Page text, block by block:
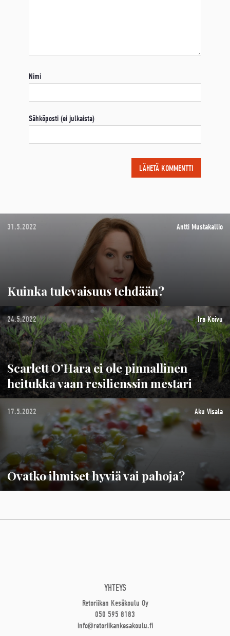
Nimi
Sähköposti (ei julkaista)
31.5.2022 Antti Mustakallio
Kuinka tulevaisuus tehdään?
24.5.2022 Ira Koivu
Scarlett O’Hara ei ole pinnallinen
heitukka vaan resilienssin mestari
17.5.2022 Aku Visala
Ovatko ihmiset hyviä vai pahoja?
YHTEYS
Retoriikan Kesäkoulu Oy
050 595 8183
info@retoriikankesakoulu.fi